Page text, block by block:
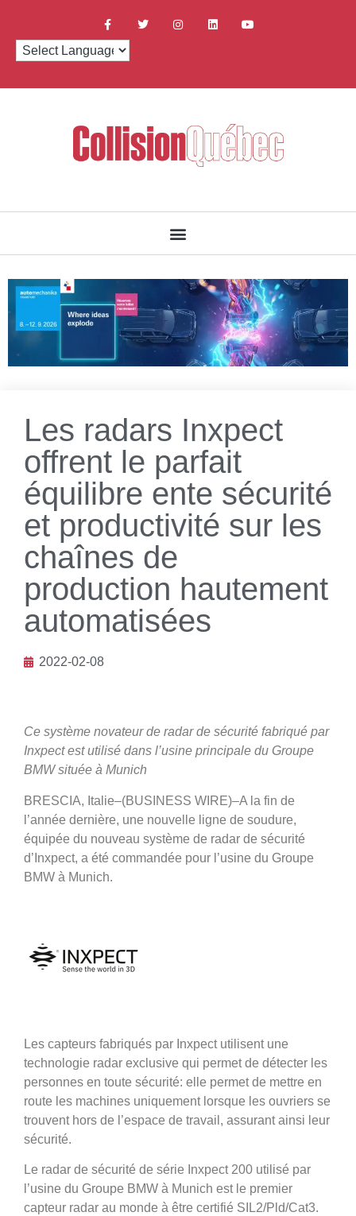
Les radars Inxpect
offrent le parfait
équilibre ente sécurité
et productivité sur les
chaînes de
production hautement
automatisées
2022-02-08
Ce système novateur de radar de sécurité fabriqué par
Inxpect est utilisé dans l’usine principale du Groupe
BMW située à Munich
BRESCIA, Italie–(BUSINESS WIRE)–A la fin de
l’année dernière, une nouvelle ligne de soudure,
équipée du nouveau système de radar de sécurité
d’Inxpect, a été commandée pour l’usine du Groupe
BMW à Munich.
Les capteurs fabriqués par Inxpect utilisent une
technologie radar exclusive qui permet de détecter les
personnes en toute sécurité: elle permet de mettre en
route les machines uniquement lorsque les ouvriers se
trouvent hors de l’espace de travail, assurant ainsi leur
sécurité.
Le radar de sécurité de série Inxpect 200 utilisé par
l’usine du Groupe BMW à Munich est le premier
capteur radar au monde à être certifié SIL2/Pld/Cat3.